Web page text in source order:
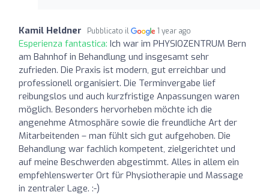
Kamil Heldner Pubblicato il 1 year ago
Esperienza fantastica: Ich war im PHYSIOZENTRUM Bern
am Bahnhof in Behandlung und insgesamt sehr
zufrieden. Die Praxis ist modern, gut erreichbar und
professionell organisiert. Die Terminvergabe lief
reibungslos und auch kurzfristige Anpassungen waren
möglich. Besonders hervorheben möchte ich die
angenehme Atmosphäre sowie die freundliche Art der
Mitarbeitenden – man fühlt sich gut aufgehoben. Die
Behandlung war fachlich kompetent, zielgerichtet und
auf meine Beschwerden abgestimmt. Alles in allem ein
empfehlenswerter Ort für Physiotherapie und Massage
in zentraler Lage. :-)